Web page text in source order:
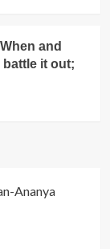
and
it out;
Ananya